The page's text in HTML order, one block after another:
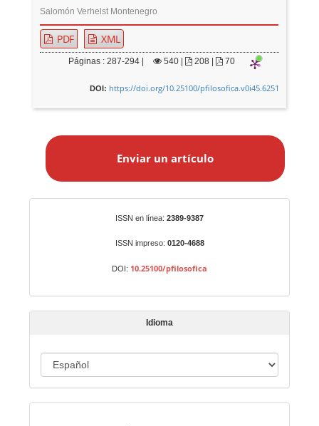
Salomón Verhelst Montenegro
PDF XML
Páginas : 287-294 | 540| 208 | 70
DOI: https://doi.org/10.25100/pfilosofica.v0i45.6251
a
t
í
o
Enviar un artículo
ISSN en línea: 2389-9387
ISSN impreso: 0120-4688
DOI: 10.25100/pfilosofica
Idioma
d